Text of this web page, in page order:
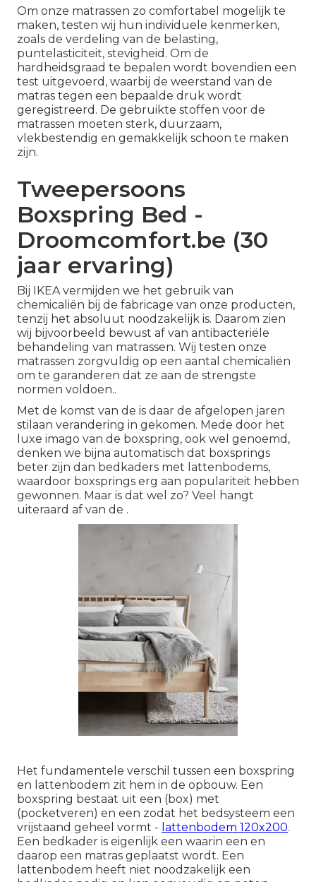
Om onze matrassen zo comfortabel mogelijk te
maken, testen wij hun individuele kenmerken,
zoals de verdeling van de belasting,
puntelasticiteit, stevigheid. Om de
hardheidsgraad te bepalen wordt bovendien een
test uitgevoerd, waarbij de weerstand van de
matras tegen een bepaalde druk wordt
geregistreerd. De gebruikte stoffen voor de
matrassen moeten sterk, duurzaam,
vlekbestendig en gemakkelijk schoon te maken
zijn.
Tweepersoons
Boxspring Bed -
Droomcomfort.be (30
jaar ervaring)
Bij IKEA vermijden we het gebruik van
chemicaliën bij de fabricage van onze producten,
tenzij het absoluut noodzakelijk is. Daarom zien
wij bijvoorbeeld bewust af van antibacteriële
behandeling van matrassen. Wij testen onze
matrassen zorgvuldig op een aantal chemicaliën
om te garanderen dat ze aan de strengste
normen voldoen..
Met de komst van de is daar de afgelopen jaren
stilaan verandering in gekomen. Mede door het
luxe imago van de boxspring, ook wel genoemd,
denken we bijna automatisch dat boxsprings
beter zijn dan bedkaders met lattenbodems,
waardoor boxsprings erg aan populariteit hebben
gewonnen. Maar is dat wel zo? Veel hangt
uiteraard af van de .
Het fundamentele verschil tussen een boxspring
en lattenbodem zit hem in de opbouw. Een
boxspring bestaat uit een (box) met
(pocketveren) en een zodat het bedsysteem een
vrijstaand geheel vormt - lattenbodem 120x200.
Een bedkader is eigenlijk een waarin een en
daarop een matras geplaatst wordt. Een
lattenbodem heeft niet noodzakelijk een